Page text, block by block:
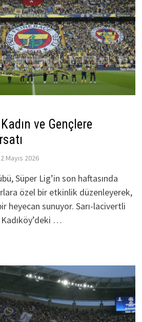
ve Gençlere
Mayıs 2026
Süper Lig’in son haftasında
özel bir etkinlik düzenleyerek,
heyecan sunuyor. Sarı-lacivertli
…